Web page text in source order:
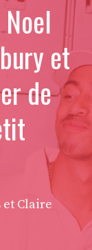
et
de
et Claire